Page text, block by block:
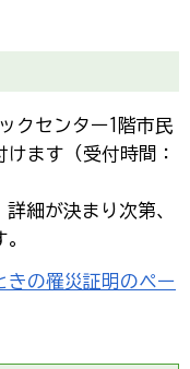
クセンター1階市民
ます（受付時間：
細が決まり次第、
きの罹災証明のペー